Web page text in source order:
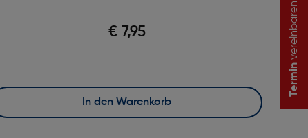
€ 7,95
In den Warenkorb
Termin
vereinbaren